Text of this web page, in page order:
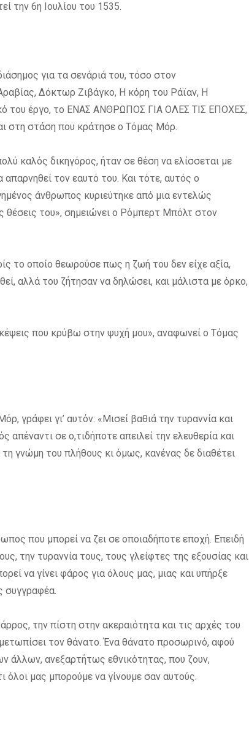
την 6η Ιουλίου του 1535.
για τα σενάριά του, τόσο στον
Δόκτωρ Ζιβάγκο, Η κόρη του Ράϊαν, Η
του έργο, το ΕΝΑΣ ΑΝΘΡΩΠΟΣ ΓΙΑ ΟΛΕΣ ΤΙΣ ΕΠΟΧΕΣ,
στη στάση που κράτησε ο Τόμας Μόρ.
καλός δικηγόρος, ήταν σε θέση να ελίσσεται με
τον εαυτό του. Και τότε, αυτός ο
άνθρωπος κυριεύτηκε από μια εντελώς
θέσεις του», σημειώνει ο Ρόμπερτ Μπόλτ στον
το οποίο θεωρούσε πως η ζωή του δεν είχε αξία,
αλλά του ζήτησαν να δηλώσει, και μάλιστα με όρκο,
που κρύβω στην ψυχή μου», αναφωνεί ο Τόμας
γράφει γι’ αυτόν: «Μισεί βαθιά την τυραννία και
απέναντι σε ο,τιδήποτε απειλεί την ελευθερία και
γνώμη του πλήθους κι όμως, κανένας δε διαθέτει
που μπορεί να ζει σε οποιαδήποτε εποχή. Επειδή
την τυραννία τους, τους γλείφτες της εξουσίας και
να γίνει φάρος για όλους μας, μιας και υπήρξε
συγγραφέα.
την πίστη στην ακεραιότητα και τις αρχές του
τον θάνατο. Ένα θάνατο προσωρινό, αφού
ανεξαρτήτως εθνικότητας, που ζουν,
όλοι μας μπορούμε να γίνουμε σαν αυτούς.